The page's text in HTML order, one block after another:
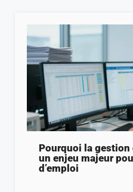
Pourquoi la gestion
un enjeu majeur
d’emploi